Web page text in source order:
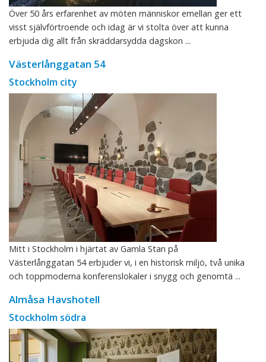
Över 50 års erfarenhet av möten människor emellan ger ett
visst självförtroende och idag är vi stolta över att kunna
erbjuda dig allt från skräddarsydda dagskon ...
Västerlånggatan 54
Stockholm city
Mitt i Stockholm i hjärtat av Gamla Stan på
Västerlånggatan 54 erbjuder vi, i en historisk miljö, två unika
och toppmoderna konferenslokaler i snygg och genomtä ...
Almåsa Havshotell
Stockholm södra